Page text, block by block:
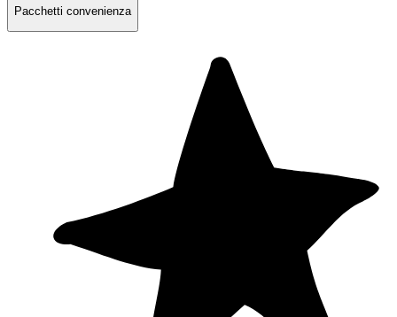
Pacchetti convenienza